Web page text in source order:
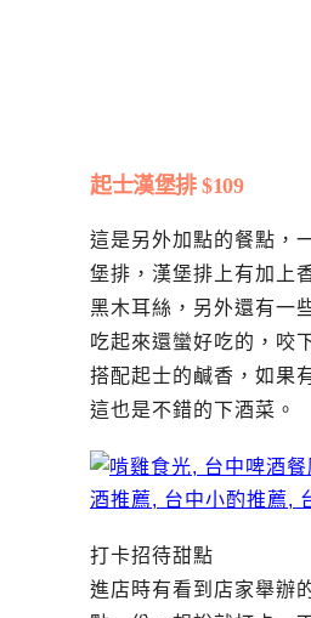
起士漢堡排 $109
這是另外加點的餐點，
堡排，漢堡排上有加上
黑木耳絲，另外還有一
吃起來還蠻好吃的，咬
搭配起士的鹹香，如果
這也是不錯的下酒菜。
打卡招待甜點
進店時有看到店家舉辦